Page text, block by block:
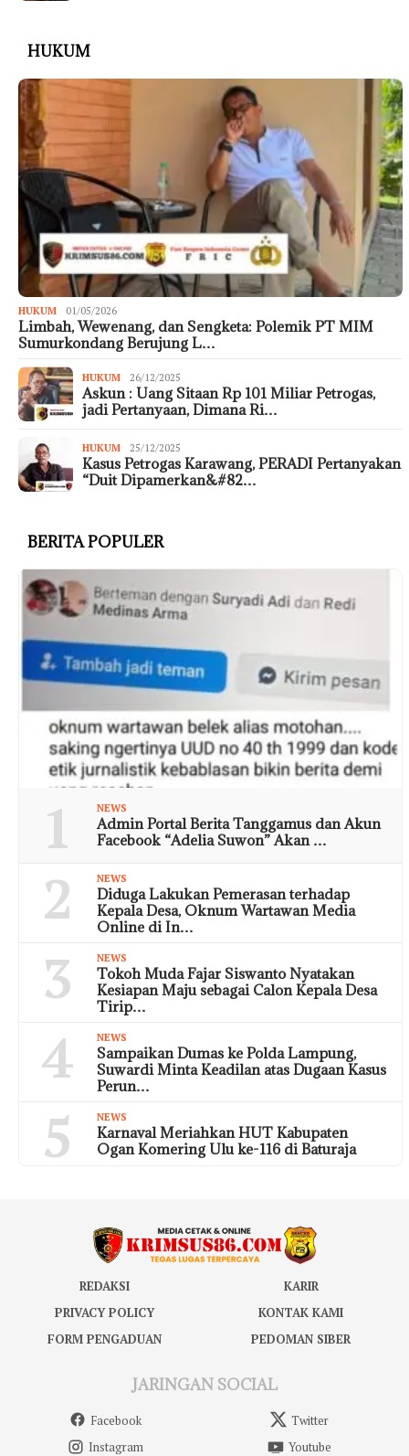
HUKUM
HUKUM 01/05/2026
Limbah, Wewenang, dan Sengketa: Polemik PT MIM
Sumurkondang Berujung L…
HUKUM 26/12/2025
Askun : Uang Sitaan Rp 101 Miliar Petrogas,
jadi Pertanyaan, Dimana Ri…
HUKUM 25/12/2025
Kasus Petrogas Karawang, PERADI Pertanyakan
“Duit Dipamerkan&#82…
BERITA POPULER
1 NEWS
Admin Portal Berita Tanggamus dan Akun
Facebook “Adelia Suwon” Akan …
2 NEWS
Diduga Lakukan Pemerasan terhadap
Kepala Desa, Oknum Wartawan Media
Online di In…
3 NEWS
Tokoh Muda Fajar Siswanto Nyatakan
Kesiapan Maju sebagai Calon Kepala Desa
Tirip…
4 NEWS
Sampaikan Dumas ke Polda Lampung,
Suwardi Minta Keadilan atas Dugaan Kasus
Perun…
5 NEWS
Karnaval Meriahkan HUT Kabupaten
Ogan Komering Ulu ke-116 di Baturaja
REDAKSI
KARIR
PRIVACY POLICY
KONTAK KAMI
FORM PENGADUAN
PEDOMAN SIBER
JARINGAN SOCIAL
Facebook
Twitter
Instagram
Youtube